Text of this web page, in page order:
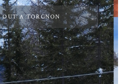
OUT A TORGNON